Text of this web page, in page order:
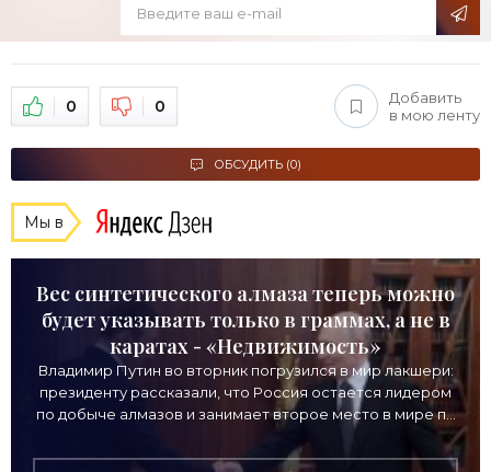
0 0
Добавить
в мою ленту
ОБСУДИТЬ (0)
Мы в
Вес синтетического алмаза теперь можно
будет указывать только в граммах, а не в
каратах - «Недвижимость»
Владимир Путин во вторник погрузился в мир лакшери:
президенту рассказали, что Россия остается лидером
по добыче алмазов и занимает второе место в мире по